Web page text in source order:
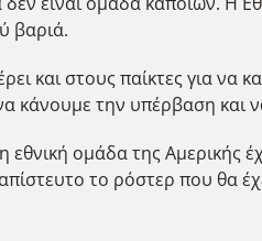
βαριά.
και στους παίκτες για
κάνουμε την υπέρβαση και
εθνική ομάδα της Αμερικής
το ρόστερ που θα